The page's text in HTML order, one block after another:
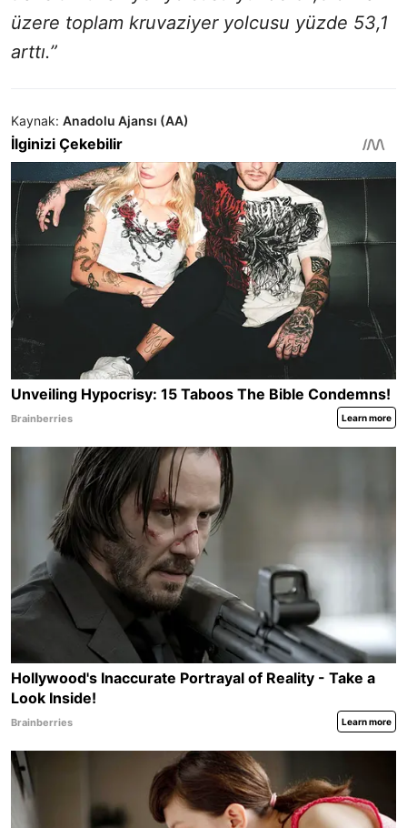
üzere toplam kruvaziyer yolcusu yüzde 53,1
arttı.”
Kaynak: Anadolu Ajansı (AA)